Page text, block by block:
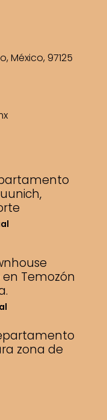
México, 97125
Temozón
zona de